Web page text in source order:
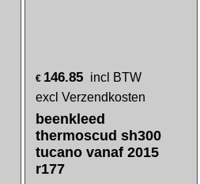
€ 146.85 incl BTW
excl Verzendkosten
beenkleed
thermoscud sh300
tucano vanaf 2015
r177